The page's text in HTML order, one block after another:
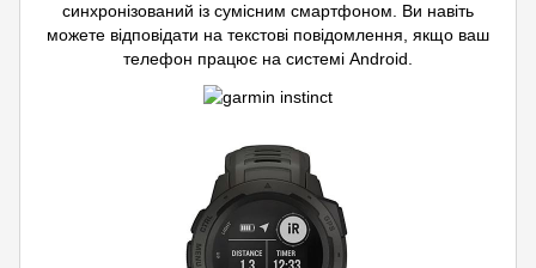
синхронізований із сумісним смартфоном. Ви навіть
можете відповідати на текстові повідомлення, якщо ваш
телефон працює на системі Android.